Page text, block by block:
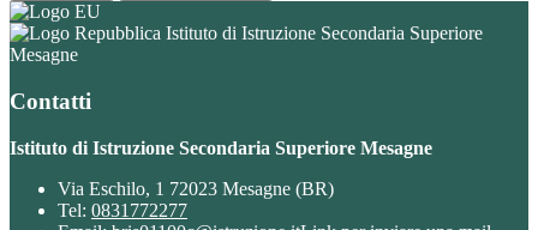
Istituto di Istruzione Secondaria Superiore
Mesagne
Contatti
Istituto di Istruzione Secondaria Superiore Mesagne
Via Eschilo, 1 72023 Mesagne (BR)
Tel: 0831772277